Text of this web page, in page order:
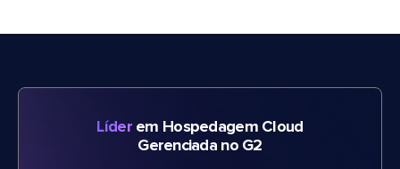
Líderem Hospedagem Cloud
Gerenciada no G2